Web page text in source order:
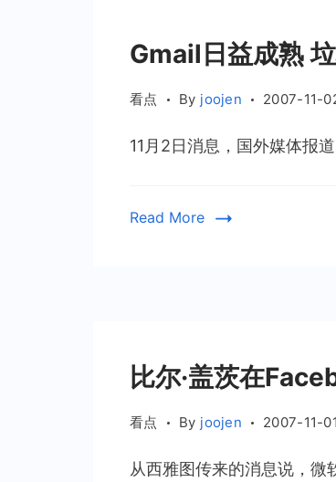
Gmail日益成熟
看点 By joojen 2007-11-
11月2日消息，国外媒体报
Read More
比尔·盖茨在
看点 By joojen 2007-11-01
从西雅图传来的消息说，